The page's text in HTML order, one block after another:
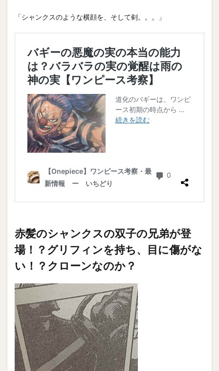
「シャンクスのような横顔を、そして剣。。。」
赤髪のシャンクスの双子の兄弟が登
場！？グリフィンを持ち、目に傷がな
い！？クローンなのか？